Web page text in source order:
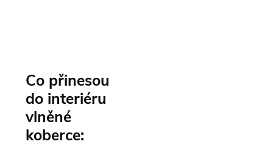
Co přinesou
do interiéru
vlněné
koberce: